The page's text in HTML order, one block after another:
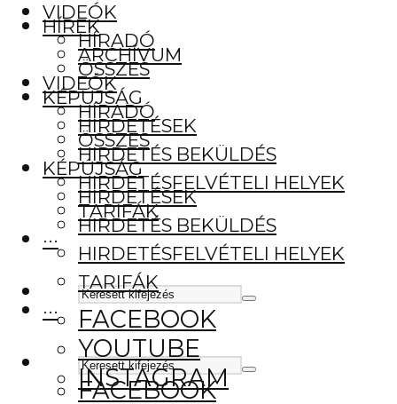
VIDEÓK
HÍRADÓ
ÖSSZES
KÉPÚJSÁG
HIRDETÉSEK
HIRDETÉS BEKÜLDÉS
HIRDETÉSFELVÉTELI HELYEK
TARIFÁK
···
FACEBOOK
YOUTUBE
INSTAGRAM
HÍREK
ARCHÍVUM
VIDEÓK
HÍRADÓ
ÖSSZES
KÉPÚJSÁG
HIRDETÉSEK
HIRDETÉS BEKÜLDÉS
HIRDETÉSFELVÉTELI HELYEK
TARIFÁK
···
FACEBOOK